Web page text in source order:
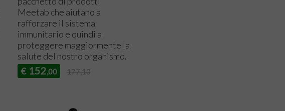
Meetab che aiutano a
rafforzare il sistema
immunitario e quindi a
proteggere maggiormente la
salute del nostro organismo.
€ 152,00 177,10